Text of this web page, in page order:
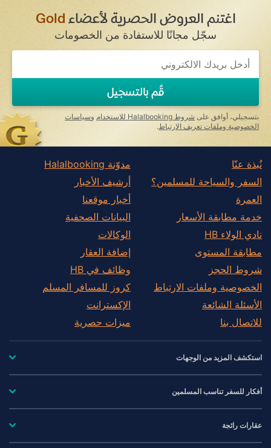
اغتنم العروض الحصرية لأعضاءGold
سجّل مجانًا للاستفادة من الخصومات
If
you
ignore
this
field
قُم بالتسجيل
بتسجيلي، أوافق على شروط Halalbooking للاستخدام وسياسات
الخصوصية وملفات تعريف الارتباط .
نُبذة عنّا
السفر والسياحة للمسلمين؟
العمرة
خدمة مطابقة الأسعار
نادي الولاء HB
مطابقة المستوى
شروط الحجز
الخصوصية وملفات الارتباط
الأسئلة الشائعة
للاتصال بنا
مدوّنة Halalbooking
أرشيف الأخبار
أخبار موقعنا
البيانات الصحفية
الوكالات
إضافة العقار
وظائف في HB
كروز للمسافر المسلم
الإكسترانت
ميزات حصرية
استكشف المزيد من الوجهات
أفكار للسفر تناسب المسلمين
عقارات رائجة